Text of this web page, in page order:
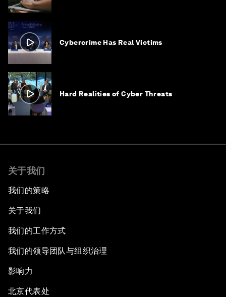
Cybercrime Has Real Victims
Hard Realities of Cyber Threats
关于我们
我们的策略
关于我们
我们的工作方式
我们的领导团队与组织治理
影响力
北京代表处